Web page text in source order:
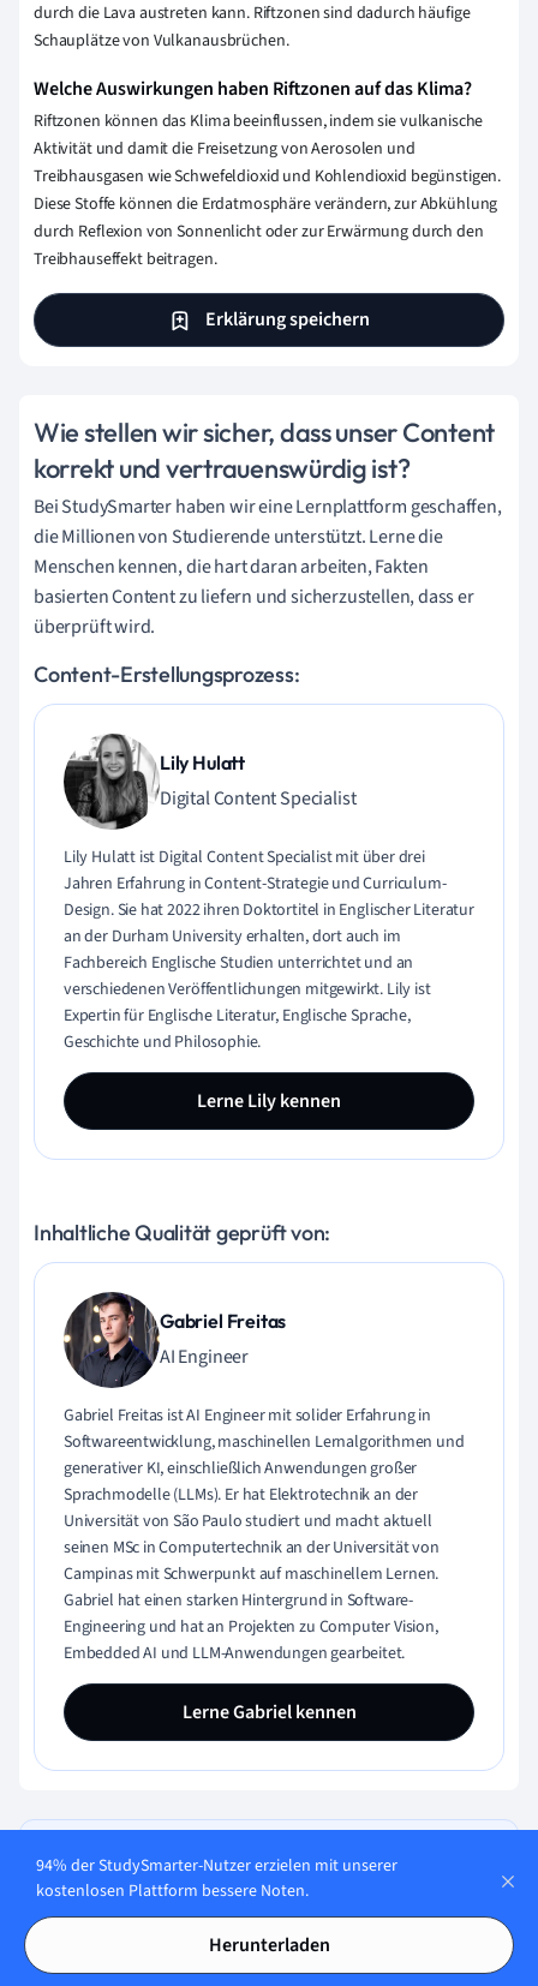
durch die Lava austreten kann. Riftzonen sind dadurch häufige
Schauplätze von Vulkanausbrüchen.
Welche Auswirkungen haben Riftzonen auf das Klima?
Riftzonen können das Klima beeinflussen, indem sie vulkanische
Aktivität und damit die Freisetzung von Aerosolen und
Treibhausgasen wie Schwefeldioxid und Kohlendioxid begünstigen.
Diese Stoffe können die Erdatmosphäre verändern, zur Abkühlung
durch Reflexion von Sonnenlicht oder zur Erwärmung durch den
Treibhauseffekt beitragen.
Erklärung speichern
Wie stellen wir sicher, dass unser Content
korrekt und vertrauenswürdig ist?
Bei StudySmarter haben wir eine Lernplattform geschaffen,
die Millionen von Studierende unterstützt. Lerne die
Menschen kennen, die hart daran arbeiten, Fakten
basierten Content zu liefern und sicherzustellen, dass er
überprüft wird.
Content-Erstellungsprozess:
Lily Hulatt
Digital Content Specialist
Lily Hulatt ist Digital Content Specialist mit über drei
Jahren Erfahrung in Content-Strategie und Curriculum-
Design. Sie hat 2022 ihren Doktortitel in Englischer Literatur
an der Durham University erhalten, dort auch im
Fachbereich Englische Studien unterrichtet und an
verschiedenen Veröffentlichungen mitgewirkt. Lily ist
Expertin für Englische Literatur, Englische Sprache,
Geschichte und Philosophie.
Lerne Lily kennen
Inhaltliche Qualität geprüft von:
Gabriel Freitas
AI Engineer
Gabriel Freitas ist AI Engineer mit solider Erfahrung in
Softwareentwicklung, maschinellen Lernalgorithmen und
generativer KI, einschließlich Anwendungen großer
Sprachmodelle (LLMs). Er hat Elektrotechnik an der
Universität von São Paulo studiert und macht aktuell
seinen MSc in Computertechnik an der Universität von
Campinas mit Schwerpunkt auf maschinellem Lernen.
Gabriel hat einen starken Hintergrund in Software-
Engineering und hat an Projekten zu Computer Vision,
Embedded AI und LLM-Anwendungen gearbeitet.
Lerne Gabriel kennen
Teste dein Wissen mit Multiple-
Choice-Karteikarten
94% der StudySmarter-Nutzer erzielen mit unserer
kostenlosen Plattform bessere Noten.
Herunterladen